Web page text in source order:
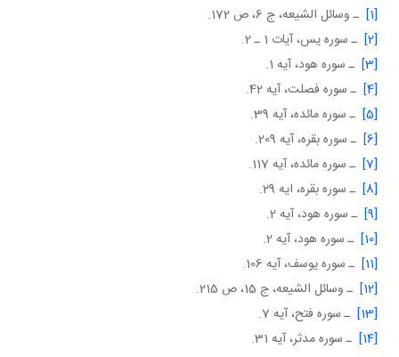
[1]
ـ وسائل الشيعه، ج 6، ص 172.
[2]
ـ سوره يس، آيات 1 ـ 2.
[3]
ـ سوره هود، آيه 1.
[4]
ـ سوره فصلت، آيه 42.
[5]
ـ سوره مائده، آيه 39.
[6]
ـ سوره بقره، آيه 209.
[7]
ـ سوره مائده، آيه 117.
[8]
ـ سوره بقره، ايه 29.
[9]
ـ سوره هود، آيه 2.
[10]
ـ سوره هود، آيه 2.
[11]
ـ سوره يوسف، آيه 106.
[12]
ـ وسائل الشيعه، ج 15، ص 215.
[13]
ـ سوره فتح، آيه 7.
[14]
ـ سوره مدثر، آيه 31.